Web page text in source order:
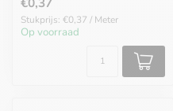
Stukprijs: €0,37 / Meter
Op voorraad